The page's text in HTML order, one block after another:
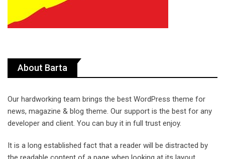
About Barta
Our hardworking team brings the best WordPress theme for
news, magazine & blog theme. Our support is the best for any
developer and client. You can buy it in full trust enjoy.
It is a long established fact that a reader will be distracted by